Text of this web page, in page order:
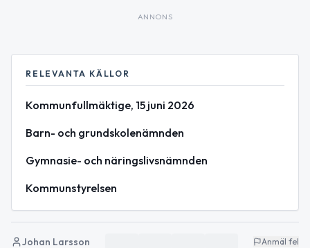
ANNONS
RELEVANTA KÄLLOR
Kommunfullmäktige, 15 juni 2026
Barn- och grundskolenämnden
Gymnasie- och näringslivsnämnden
Kommunstyrelsen
Johan Larsson Anmäl fel